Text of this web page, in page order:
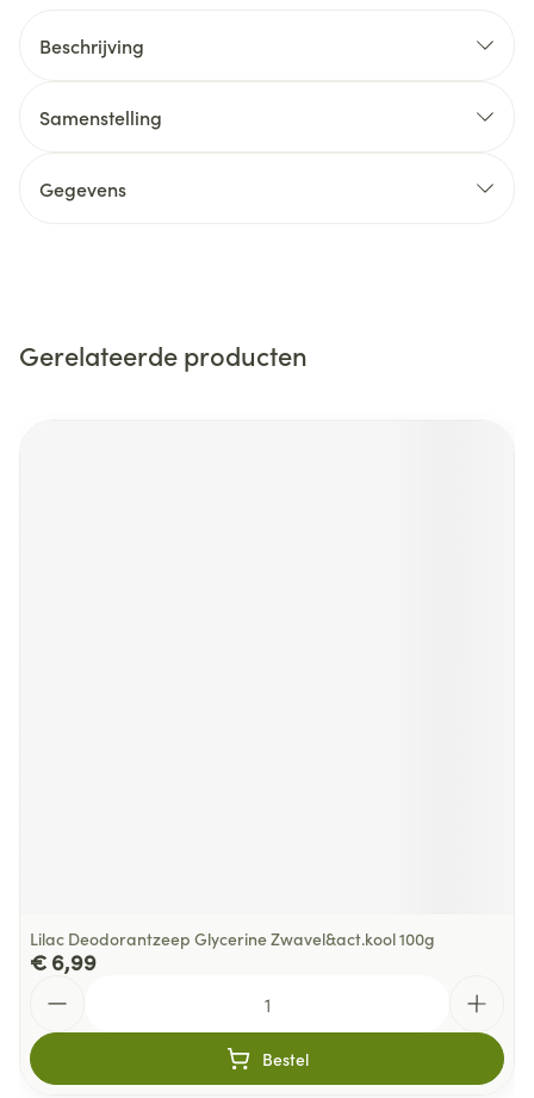
Beschrijving
Samenstelling
Gegevens
Gerelateerde producten
Lilac Deodorantzeep Glycerine Zwavel&act.kool 100g
€ 6,99
Bestel